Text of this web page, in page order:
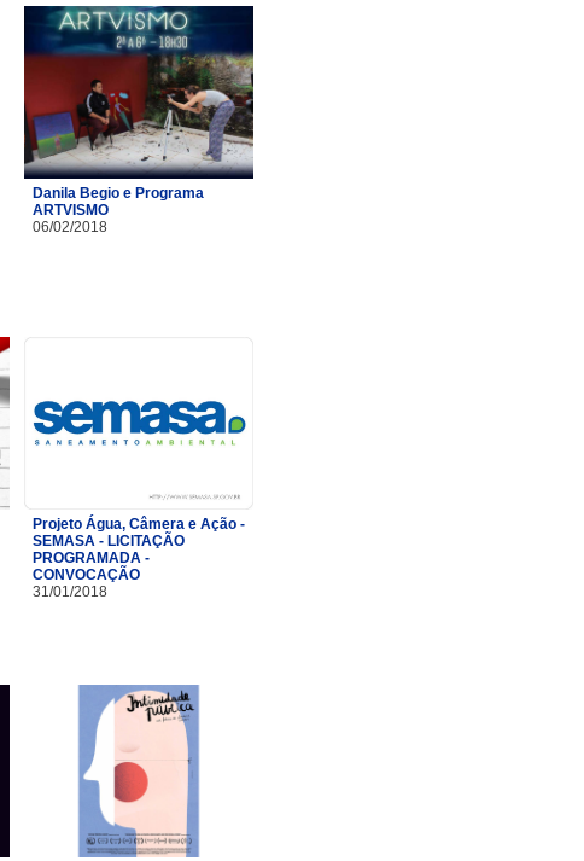
Danila Begio e Programa
ARTVISMO
06/02/2018
Projeto Água, Câmera e Ação -
SEMASA - LICITAÇÃO
PROGRAMADA -
CONVOCAÇÃO
31/01/2018